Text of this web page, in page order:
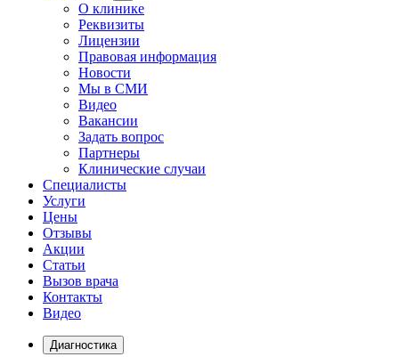
О клинике
Реквизиты
Лицензии
Правовая информация
Новости
Мы в СМИ
Видео
Вакансии
Задать вопрос
Партнеры
Клинические случаи
Специалисты
Услуги
Цены
Отзывы
Акции
Статьи
Вызов врача
Контакты
Видео
Диагностика